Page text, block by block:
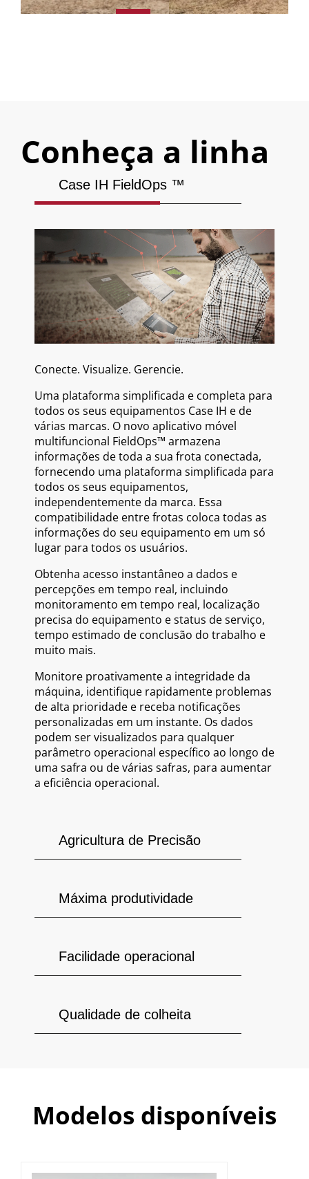
Conheça a linha
Case IH FieldOps ™
Agricultura de Precisão
Máxima produtividade
Facilidade operacional
Qualidade de colheita
Conecte. Visualize. Gerencie.
Uma plataforma simplificada e completa para
todos os seus equipamentos Case IH e de
várias marcas. O novo aplicativo móvel
multifuncional FieldOps™ armazena
informações de toda a sua frota conectada,
fornecendo uma plataforma simplificada para
todos os seus equipamentos,
independentemente da marca. Essa
compatibilidade entre frotas coloca todas as
informações do seu equipamento em um só
lugar para todos os usuários.
Obtenha acesso instantâneo a dados e
percepções em tempo real, incluindo
monitoramento em tempo real, localização
precisa do equipamento e status de serviço,
tempo estimado de conclusão do trabalho e
muito mais.
Monitore proativamente a integridade da
máquina, identifique rapidamente problemas
de alta prioridade e receba notificações
personalizadas em um instante. Os dados
podem ser visualizados para qualquer
parâmetro operacional específico ao longo de
uma safra ou de várias safras, para aumentar
a eficiência operacional.
Modelos disponíveis